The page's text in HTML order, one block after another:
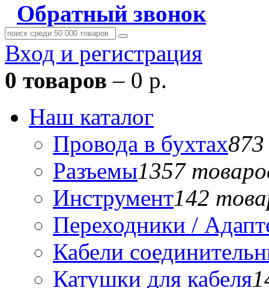
Обратный звонок
Вход и регистрация
0 товаров – 0 р.
Наш каталог
Провода в бухтах
Разъемы1357
Инструмент142
Переходники /
Кабели
Катушки для кабеля